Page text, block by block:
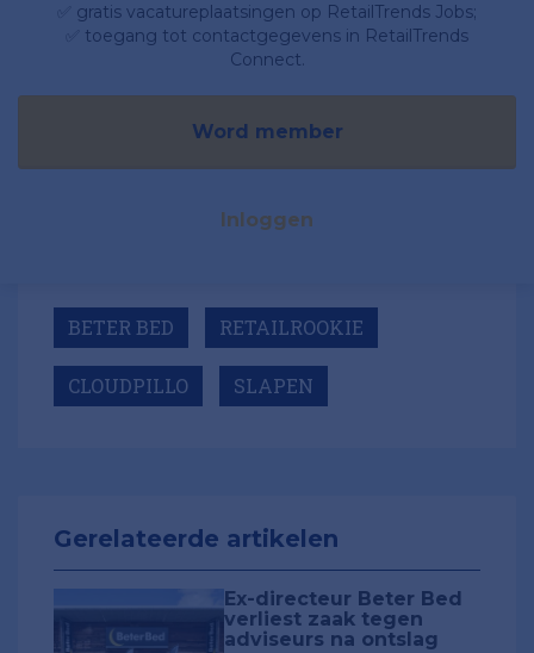
✅ gratis vacatureplaatsingen op RetailTrends Jobs;
✅ toegang tot contactgegevens in RetailTrends
Connect.
Word member
Inloggen
BETER BED RETAILROOKIE
CLOUDPILLO SLAPEN
Gerelateerde artikelen
Ex-directeur Beter Bed
verliest zaak tegen
adviseurs na ontslag